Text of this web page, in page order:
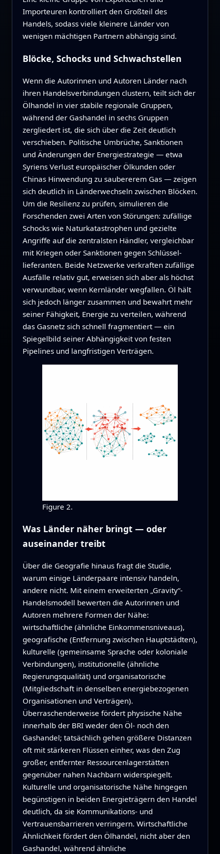
Importeuren kontrolliert den Großteil des
Handels, sodass viele kleinere Länder von
wenigen mächtigen Partnern abhängig sind.
Blöcke, Schocks und Schwachstellen
Wenn die Autorinnen und Autoren Länder nach
ihren Handelsverbindungen clustern, teilt sich der
Ölhandel in vier stabile regionale Gruppen,
während der Gashandel in sechs Gruppen
zergliedert ist, die sich über die Zeit deutlich
verschieben. Politische Umbrüche, Sanktionen
und Änderungen der Energiestrategie — etwa
Syriens Verlust europäischer Ölkunden oder
Chinas Hinwendung zu saubererem Gas — zeigen
sich deutlich in Länderwechseln zwischen Blöcken.
Um die Resilienz zu prüfen, simulieren die
Forschenden zwei Arten von Störungen: zufällige
Schocks wie Naturkatastrophen und gezielte
Angriffe auf die zentralsten Händler, vergleichbar
mit Kriegen oder Sanktionen gegen Schlüssel­
lieferanten. Beide Netzwerke verkraften zufällige
Ausfälle relativ gut, erweisen sich aber als höchst
verwundbar, wenn Kernländer wegfallen. Öl hält
sich jedoch länger zusammen und bewahrt mehr
seiner Fähigkeit, Energie zu verteilen, während
das Gasnetz sich schnell fragmentiert — ein
Spiegelbild seiner Abhängigkeit von festen
Pipelines und langfristigen Verträgen.
Figure 2.
Was Länder näher bringt — oder
auseinander treibt
Über die Geografie hinaus fragt die Studie,
warum einige Länderpaare intensiv handeln,
andere nicht. Mit einem erweiterten „Gravity“-
Handelsmodell bewerten die Autorinnen und
Autoren mehrere Formen der Nähe:
wirtschaftliche (ähnliche Einkommensniveaus),
geografische (Entfernung zwischen Hauptstädten),
kulturelle (gemeinsame Sprache oder koloniale
Verbindungen), institutionelle (ähnliche
Regierungsqualität) und organisatorische
(Mitgliedschaft in denselben energiebezogenen
Organisationen und Verträgen).
Überraschenderweise fördert physische Nähe
innerhalb der BRI weder den Öl‑ noch den
Gashandel; tatsächlich gehen größere Distanzen
oft mit stärkeren Flüssen einher, was den Zug
großer, entfernter Ressourcenlagerstätten
gegenüber nahen Nachbarn widerspiegelt.
Kulturelle und organisatorische Nähe hingegen
begünstigen in beiden Energieträgern den Handel
deutlich, da sie Kommunikations‑ und
Vertrauensbarrieren verringern. Wirtschaftliche
Ähnlichkeit fördert den Ölhandel, nicht aber den
Gashandel, während ähnliche